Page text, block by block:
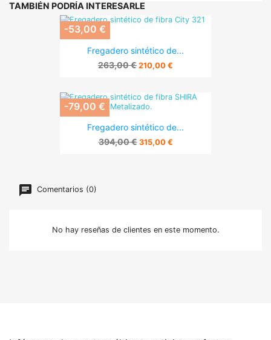
TAMBIÉN PODRÍA INTERESARLE
Fregadero sintético de...
263,00 € 210,00 €
-53,00 €
Fregadero sintético de...
394,00 € 315,00 €
-79,00 €
Comentarios (0)
No hay reseñas de clientes en este momento.